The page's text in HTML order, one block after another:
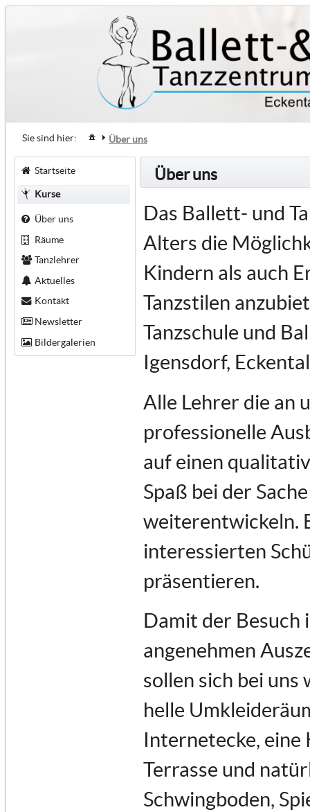
Sie sind hier: Über uns
Startseite
Kurse
Über uns
Räume
Tanzlehrer
Aktuelles
Kontakt
Newsletter
Bildergalerien
Über uns
Das Ballett- und
Alters die
Kindern als auch
Tanzstilen
Tanzschule und
Igensdorf,
Alle Lehrer die an
professionelle
auf einen
Spaß bei der
weiterentwickeln.
interessierten
präsentieren.
Damit der Besuch
angenehmen
sollen sich bei
helle
Internetecke, eine
Terrasse und
Schwingboden,